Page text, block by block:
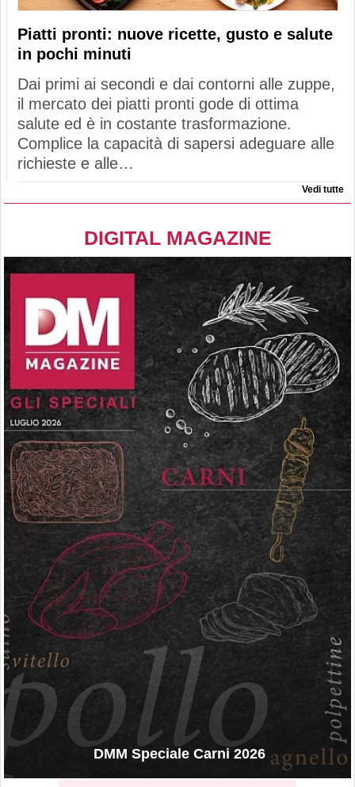
Piatti pronti: nuove ricette, gusto e salute
in pochi minuti
Dai primi ai secondi e dai contorni alle zuppe,
il mercato dei piatti pronti gode di ottima
salute ed è in costante trasformazione.
Complice la capacità di sapersi adeguare alle
richieste e alle…
Vedi tutte
DIGITAL MAGAZINE
DMM Speciale Carni 2026